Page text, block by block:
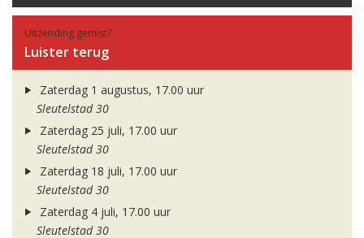
Uitzending gemist?
Luister terug
Zaterdag 1 augustus, 17.00 uur
Sleutelstad 30
Zaterdag 25 juli, 17.00 uur
Sleutelstad 30
Zaterdag 18 juli, 17.00 uur
Sleutelstad 30
Zaterdag 4 juli, 17.00 uur
Sleutelstad 30